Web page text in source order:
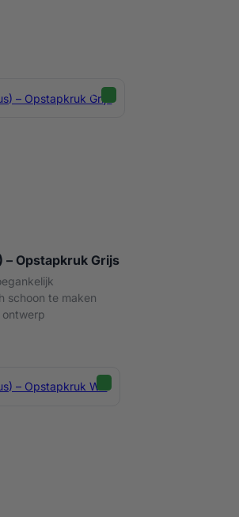
Plus step Producten
– Opstapkruk Grijs
schoon te maken
ontwerp